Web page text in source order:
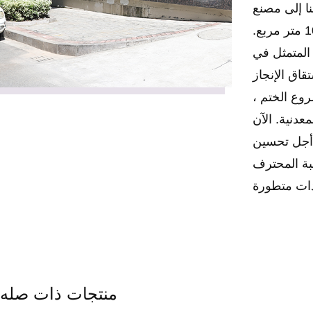
إلى مصنع
جديد منذ عام 2012 ، والذي يزيد مساحته عن 10000 متر مربع.
المتمثل في
الإنجاز
الختم ،
الآن
أجل تحسين
المحترف
منتجات ذات صله